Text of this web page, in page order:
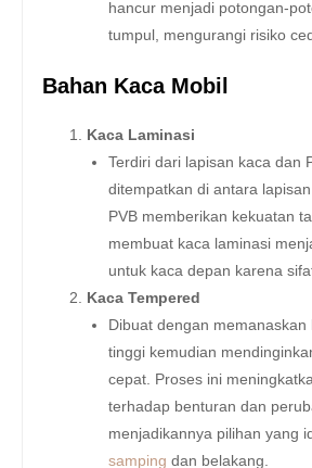
hancur menjadi potongan-
tumpul, mengurangi risiko
Bahan Kaca Mobil
Kaca Laminasi
Terdiri dari lapisan kaca dan
ditempatkan di antara
PVB memberikan kekuatan
membuat kaca laminasi
untuk kaca depan karena
Kaca Tempered
Dibuat dengan memanaskan
tinggi kemudian
cepat. Proses ini
terhadap benturan dan
menjadikannya pilihan yang
samping dan belakang.